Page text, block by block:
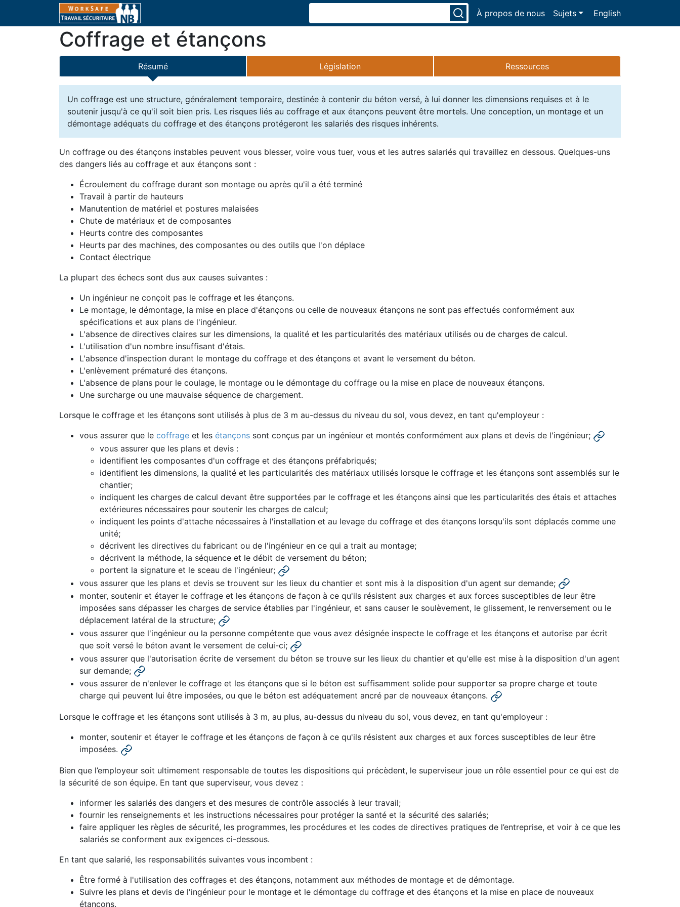
À propos de nous Sujets English
Coffrage et étançons
Résumé Législation Ressources
Un coffrage est une structure, généralement temporaire, destinée à contenir du béton versé, à lui donner les dimensions requises et à le
soutenir jusqu'à ce qu'il soit bien pris. Les risques liés au coffrage et aux étançons peuvent être mortels. Une conception, un montage et un
démontage adéquats du coffrage et des étançons protégeront les salariés des risques inhérents.
Un coffrage ou des étançons instables peuvent vous blesser, voire vous tuer, vous et les autres salariés qui travaillez en dessous. Quelques-uns
des dangers liés au coffrage et aux étançons sont :
Écroulement du coffrage durant son montage ou après qu'il a été terminé
Travail à partir de hauteurs
Manutention de matériel et postures malaisées
Chute de matériaux et de composantes
Heurts contre des composantes
Heurts par des machines, des composantes ou des outils que l'on déplace
Contact électrique
La plupart des échecs sont dus aux causes suivantes :
Un ingénieur ne conçoit pas le coffrage et les étançons.
Le montage, le démontage, la mise en place d'étançons ou celle de nouveaux étançons ne sont pas effectués conformément aux
spécifications et aux plans de l'ingénieur.
L'absence de directives claires sur les dimensions, la qualité et les particularités des matériaux utilisés ou de charges de calcul.
L'utilisation d'un nombre insuffisant d'étais.
L'absence d'inspection durant le montage du coffrage et des étançons et avant le versement du béton.
L'enlèvement prématuré des étançons.
L'absence de plans pour le coulage, le montage ou le démontage du coffrage ou la mise en place de nouveaux étançons.
Une surcharge ou une mauvaise séquence de chargement.
Lorsque le coffrage et les étançons sont utilisés à plus de 3 m au-dessus du niveau du sol, vous devez, en tant qu'employeur :
vous assurer que le coffrage et les étançons sont conçus par un ingénieur et montés conformément aux plans et devis de l'ingénieur;
vous assurer que les plans et devis :
identifient les composantes d'un coffrage et des étançons préfabriqués;
identifient les dimensions, la qualité et les particularités des matériaux utilisés lorsque le coffrage et les étançons sont assemblés sur le
chantier;
indiquent les charges de calcul devant être supportées par le coffrage et les étançons ainsi que les particularités des étais et attaches
extérieures nécessaires pour soutenir les charges de calcul;
indiquent les points d'attache nécessaires à l'installation et au levage du coffrage et des étançons lorsqu'ils sont déplacés comme une
unité;
décrivent les directives du fabricant ou de l'ingénieur en ce qui a trait au montage;
décrivent la méthode, la séquence et le débit de versement du béton;
portent la signature et le sceau de l'ingénieur;
vous assurer que les plans et devis se trouvent sur les lieux du chantier et sont mis à la disposition d'un agent sur demande;
monter, soutenir et étayer le coffrage et les étançons de façon à ce qu'ils résistent aux charges et aux forces susceptibles de leur être
imposées sans dépasser les charges de service établies par l'ingénieur, et sans causer le soulèvement, le glissement, le renversement ou le
déplacement latéral de la structure;
vous assurer que l'ingénieur ou la personne compétente que vous avez désignée inspecte le coffrage et les étançons et autorise par écrit
que soit versé le béton avant le versement de celui-ci;
vous assurer que l'autorisation écrite de versement du béton se trouve sur les lieux du chantier et qu'elle est mise à la disposition d'un agent
sur demande;
vous assurer de n'enlever le coffrage et les étançons que si le béton est suffisamment solide pour supporter sa propre charge et toute
charge qui peuvent lui être imposées, ou que le béton est adéquatement ancré par de nouveaux étançons.
Lorsque le coffrage et les étançons sont utilisés à 3 m, au plus, au-dessus du niveau du sol, vous devez, en tant qu'employeur :
monter, soutenir et étayer le coffrage et les étançons de façon à ce qu'ils résistent aux charges et aux forces susceptibles de leur être
imposées.
Bien que l’employeur soit ultimement responsable de toutes les dispositions qui précèdent, le superviseur joue un rôle essentiel pour ce qui est de
la sécurité de son équipe. En tant que superviseur, vous devez :
informer les salariés des dangers et des mesures de contrôle associés à leur travail;
fournir les renseignements et les instructions nécessaires pour protéger la santé et la sécurité des salariés;
faire appliquer les règles de sécurité, les programmes, les procédures et les codes de directives pratiques de l’entreprise, et voir à ce que les
salariés se conforment aux exigences ci-dessous.
En tant que salarié, les responsabilités suivantes vous incombent :
Être formé à l'utilisation des coffrages et des étançons, notamment aux méthodes de montage et de démontage.
Suivre les plans et devis de l'ingénieur pour le montage et le démontage du coffrage et des étançons et la mise en place de nouveaux
étançons.